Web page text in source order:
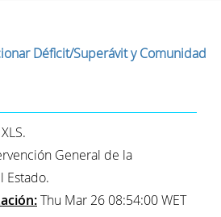
Déficit/Superávit y Comunidad
General de la
Estado.
Thu Mar 26 08:54:00 WET